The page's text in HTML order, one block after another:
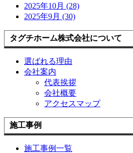
2025年10月 (28)
2025年9月 (30)
タグチホーム株式会社について
選ばれる理由
会社案内
代表挨拶
会社概要
アクセスマップ
施工事例
施工事例一覧